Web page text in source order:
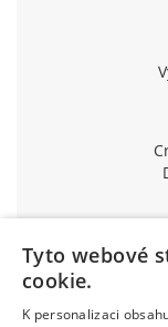
Tyto webové
cookie.
K personalizaci